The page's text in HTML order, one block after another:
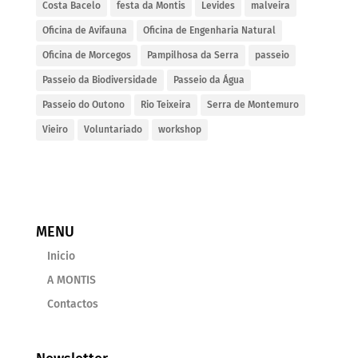
Costa Bacelo festa da Montis Levides malveira
Oficina de Avifauna Oficina de Engenharia Natural
Oficina de Morcegos Pampilhosa da Serra passeio
Passeio da Biodiversidade Passeio da Água
Passeio do Outono Rio Teixeira Serra de Montemuro
Vieiro Voluntariado workshop
MENU
Inicio
A MONTIS
Contactos